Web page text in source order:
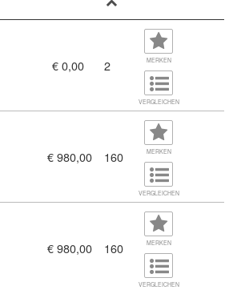
€ 0,00 2 MERKEN
VERGLEICHEN
€ 980,00 160 MERKEN
VERGLEICHEN
€ 980,00 160 MERKEN
VERGLEICHEN